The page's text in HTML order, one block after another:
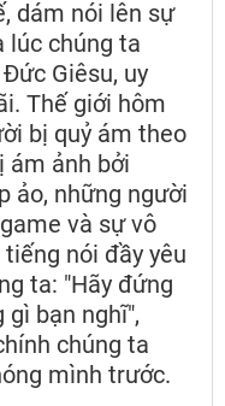
dám nói lên sự
lúc chúng ta
Giêsu, uy
Thế giới hôm
bị quỷ ám theo
ám ảnh bởi
ảo, những người
và sự vô
nói đầy yêu
ta: "Hãy đứng
gì bạn nghĩ",
chúng ta
mình trước.